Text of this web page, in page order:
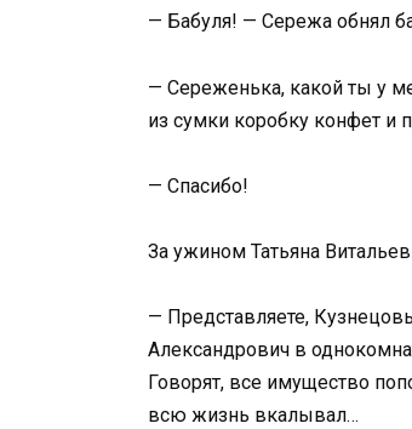
— Бабуля! — Сережа обнял
— Сереженька, какой ты у
из сумки коробку конфет и
— Спасибо!
За ужином Татьяна
— Представляете,
Александрович в
Говорят, все имущество
всю жизнь вкалывал…